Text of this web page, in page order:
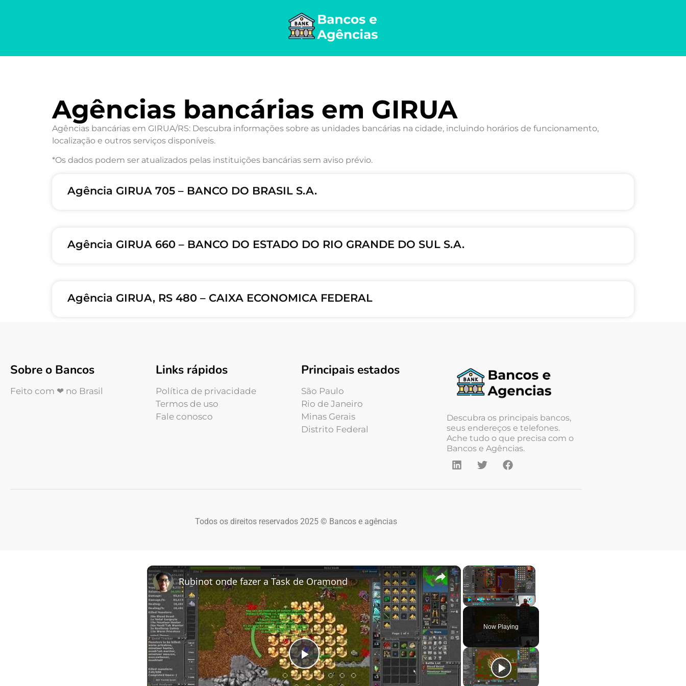
Agências bancárias em GIRUA
Agências bancárias em GIRUA/RS: Descubra informações sobre as unidades bancárias na cidade, incluindo horários de funcionamento,
localização e outros serviços disponíveis.
*Os dados podem ser atualizados pelas instituições bancárias sem aviso prévio.
Agência GIRUA 705 – BANCO DO BRASIL S.A.
Agência GIRUA 660 – BANCO DO ESTADO DO RIO GRANDE DO SUL S.A.
Agência GIRUA, RS 480 – CAIXA ECONOMICA FEDERAL
Sobre o Bancos
Feito com ❤ no Brasil
Links rápidos
Política de privacidade
Termos de uso
Fale conosco
Principais estados
São Paulo
Rio de Janeiro
Minas Gerais
Distrito Federal
Descubra os principais bancos,
seus endereços e telefones.
Ache tudo o que precisa com o
Bancos e Agências.
Todos os direitos reservados 2025 © Bancos e agências
×
Fullscreen
Now Playing
×
Play Video
Rubinot onde fazer a Task de Oramond